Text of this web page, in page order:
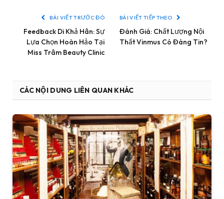
BÀI VIẾT TRƯỚC ĐÓ
Feedback Di Khả Hân: Sự
Lựa Chọn Hoàn Hảo Tại
Miss Trâm Beauty Clinic
BÀI VIẾT TIẾP THEO
Đánh Giá: Chất Lượng Nội
Thất Vinmus Có Đáng Tin?
CÁC NỘI DUNG LIÊN QUAN KHÁC